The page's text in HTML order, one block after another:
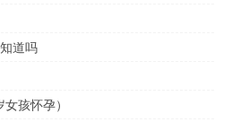
道吗
孩怀孕）